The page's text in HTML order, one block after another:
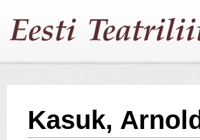
Kasuk, Arnold